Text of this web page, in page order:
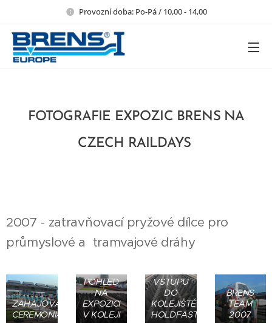
Provozní doba: Po-Pá / 10,00 - 14,00
FOTOGRAFIE EXPOZIC BRENS NA
CZECH RAILDAYS
2007 - zatravňovací pryžové dílce pro
průmyslové a tramvajové dráhy
ZAHAJOVACÍ
CEREMONIÁL
POHLED
NA
EXPOZICI
V KOLEJI
VSTUPU
DO
KOLEJIŠTĚ
HOLDFAST
BRENS
TEAM
2007